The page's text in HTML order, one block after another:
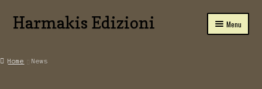
Vai
Vai
Harmakis Edizioni Menu
Home News